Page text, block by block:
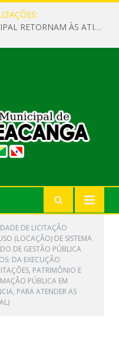
SERVIDORES DA CÂMARA MUNICIPAL RETORNAM ÀS ATIVIDADES APÓS O RECESSO PARLAMENTAR
DE LICITAÇÃO
(LOCAÇÃO) DE SISTEMA
DE GESTÃO PÚBLICA
DA EXECUÇÃO
PATRIMÔNIO E
PÚBLICA EM
PARA ATENDER AS